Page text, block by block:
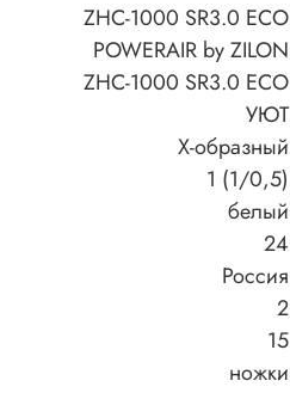
ZHC-1000 SR3.0 ECO
POWERAIR by ZILON
ZHC-1000 SR3.0 ECO
УЮТ
Х-образный
1 (1/0,5)
белый
24
Россия
2
15
ножки